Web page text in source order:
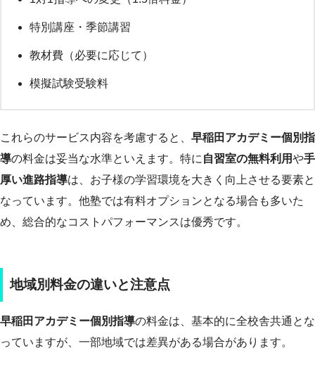
特別講座・季節講習
教材費（必要に応じて）
模擬試験受験料
これらのサービス内容を考慮すると、 早稲田アカデミー個別指
導の料金は妥当な水準といえます。特に 自習室の無料利用や手
厚い進路指導は、お子様の学習環境を大きく向上させる要素と
なっています。他塾では有料オプションとなる場合も多いた
め、総合的なコストパフォーマンスは優秀です。
地域別料金の違いと注意点
早稲田アカデミー個別指導の料金は、基本的に全校舎共通とな
っていますが、一部地域では差異がある場合があります。